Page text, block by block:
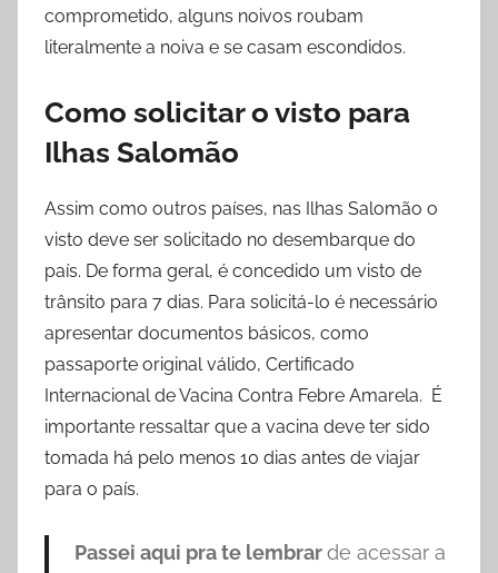
comprometido, alguns noivos roubam
literalmente a noiva e se casam escondidos.
Como solicitar o visto para
Ilhas Salomão
Assim como outros países, nas Ilhas Salomão o
visto deve ser solicitado no desembarque do
país. De forma geral, é concedido um visto de
trânsito para 7 dias. Para solicitá-lo é necessário
apresentar documentos básicos, como
passaporte original válido, Certificado
Internacional de Vacina Contra Febre Amarela. É
importante ressaltar que a vacina deve ter sido
tomada há pelo menos 10 dias antes de viajar
para o país.
Passei aqui pra te lembrarde acessar a